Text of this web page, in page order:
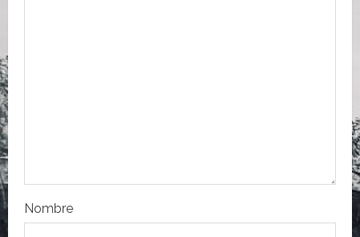
t
rNombre